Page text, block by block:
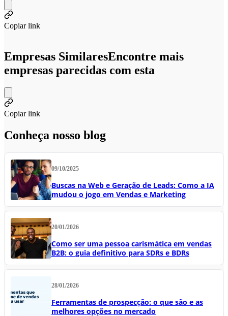
Copiar link
Empresas SimilaresEncontre mais
empresas parecidas com esta
Copiar link
Conheça nosso blog
09/10/2025
Buscas na Web e Geração de Leads: Como a IA
mudou o jogo em Vendas e Marketing
20/01/2026
Como ser uma pessoa carismática em vendas
B2B: o guia definitivo para SDRs e BDRs
28/01/2026
Ferramentas de prospecção: o que são e as
melhores opções no mercado